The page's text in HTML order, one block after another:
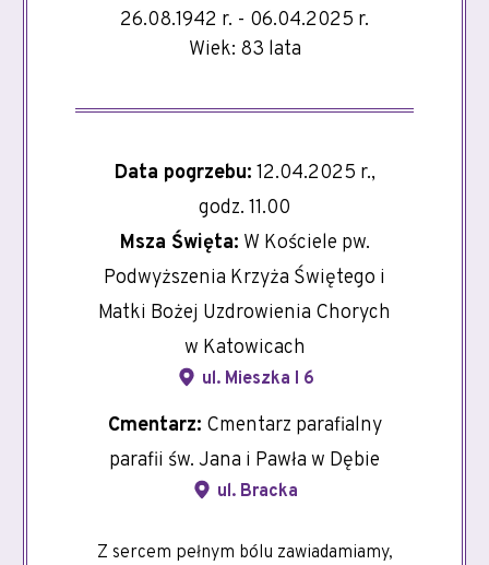
26.08.1942 r. - 06.04.2025 r.
Wiek: 83 lata
Data pogrzebu: 12.04.2025 r.,
godz. 11.00
Msza Święta: W Kościele pw.
Podwyższenia Krzyża Świętego i
Matki Bożej Uzdrowienia Chorych
w Katowicach
ul. Mieszka I 6
Cmentarz: Cmentarz parafialny
parafii św. Jana i Pawła w Dębie
ul. Bracka
Z sercem pełnym bólu zawiadamiamy,